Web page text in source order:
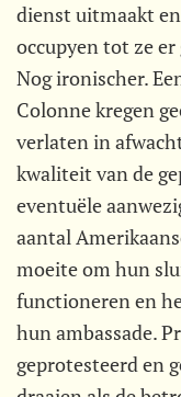
dienst uitmaakt
occupyen tot ze
Nog ironischer.
Colonne kregen
verlaten in
kwaliteit van de
eventuële
aantal
moeite om hun
functioneren en
hun ambassade.
geprotesteerd en